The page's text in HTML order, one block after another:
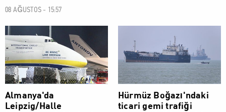
08 AĞUSTOS - 15:57
Almanya'da
Leipzig/Halle
Hürmüz Boğazı'ndaki
ticari gemi trafiği